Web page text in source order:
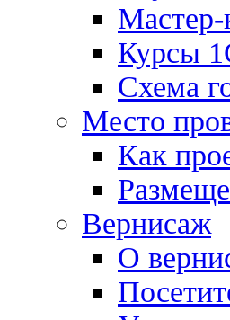
Курсы
Схема
Место
Как
Вернисаж
О